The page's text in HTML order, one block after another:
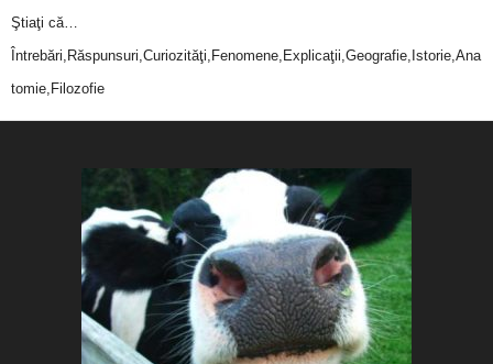
Ştiaţi că…
Întrebări,Răspunsuri,Curiozităţi,Fenomene,Explicaţii,Geografie,Istorie,Ana
tomie,Filozofie